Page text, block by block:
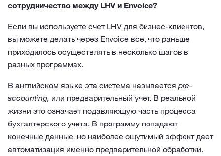
сотрудничество между LHV и Envoice?
Если вы используете счет LHV для бизнес-клиентов,
вы можете делать через Envoice все, что раньше
приходилось осуществлять в несколько шагов в
разных программах.
В английском языке эта система называется pre-
accounting, или предварительный учет. В реальной
жизни это означает подавляющую часть процесса
бухгалтерского учета. В программу попадают
конечные данные, но наиболее ощутимый эффект дает
автоматизация именно предварительной обработки.